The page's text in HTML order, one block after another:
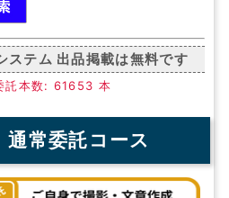
ステム 出品掲載は無料です
託本数: 61653 本
通常委託コース